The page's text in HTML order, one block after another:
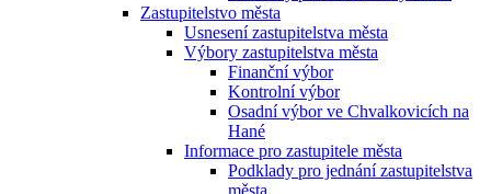
Zastupitelstvo města
Usnesení zastupitelstva města
Výbory zastupitelstva města
Finanční výbor
Kontrolní výbor
Osadní výbor ve Chvalkovicích na
Hané
Informace pro zastupitele města
Podklady pro jednání zastupitelstva
města